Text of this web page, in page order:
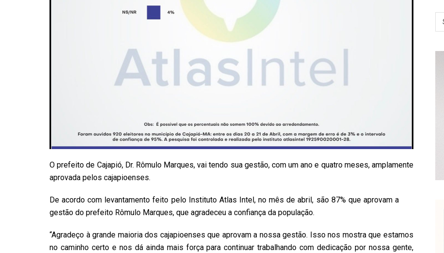
O prefeito de Cajapió, Dr. Rômulo Marques, vai tendo sua gestão, com um ano e quatro meses, amplamente
aprovada pelos cajapioenses.
De acordo com levantamento feito pelo Instituto Atlas Intel, no mês de abril, são 87% que aprovam a
gestão do prefeito Rômulo Marques, que agradeceu a confiança da população.
“Agradeço à grande maioria dos cajapioenses que aprovam a nossa gestão. Isso nos mostra que estamos
no caminho certo e nos dá ainda mais força para continuar trabalhando com dedicação por nossa gente,